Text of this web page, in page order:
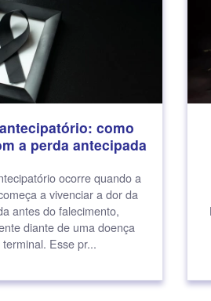
como
a perda antecipada
ocorre quando a
a vivenciar a dor da
antes do falecimento,
diante de uma doença
terminal. Esse pr...